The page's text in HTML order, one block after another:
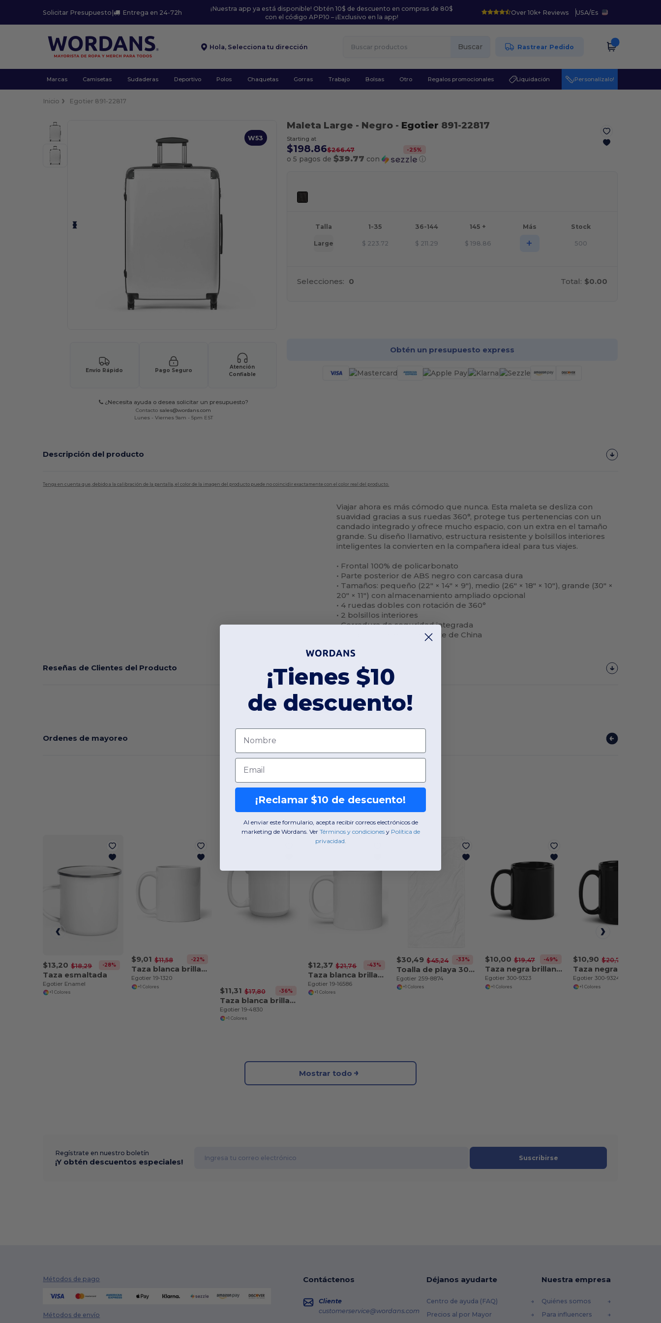
Solicitar Presupuesto | Entrega en 24-72h
¡Nuestra app ya está disponible! Obtén 10$ de descuento en compras de 80$
con el código APP10 – ¡Exclusivo en la app!
Over 10k+ Reviews USA/Es
Hola, Selecciona tu dirección Buscar Rastrear Pedido
Marcas Camisetas Sudaderas Deportivo Polos Chaquetas Gorras Trabajo Bolsas Otro Regalos promocionales Liquidación ¡Personalízalo!
Inicio Egotier 891-22817
W53
Envío Rápido Pago Seguro
Atención
Confiable
¿Necesita ayuda o desea solicitar un presupuesto?
Contacto sales@wordans.com
Lunes - Viernes 9am - 5pm EST
Maleta Large - Negro- Egotier 891-22817
Starting at
$198.86$266.47 -25%
o 5 pagos de $39.77 con ⓘ
Talla 1-35 36-144 145 + Más Stock
Large $ 223.72 $ 211.29 $ 198.86 + 500
Selecciones: 0 Total: $0.00
Obtén un presupuesto express
Descripción del producto
Tenga en cuenta que, debido a la calibración de la pantalla, el color de la imagen del producto puede no coincidir exactamente con el color real del producto.
Viajar ahora es más cómodo que nunca. Esta maleta se desliza con
suavidad gracias a sus ruedas 360°, protege tus pertenencias con un
candado integrado y ofrece mucho espacio, con un extra en el tamaño
grande. Su diseño llamativo, estructura resistente y bolsillos interiores
inteligentes la convierten en la compañera ideal para tus viajes.
• Frontal 100% de policarbonato
• Parte posterior de ABS negro con carcasa dura
• Tamaños: pequeño (22″ × 14″ × 9″), medio (26″ × 18″ × 10″), grande (30″ ×
20″ × 11″) con almacenamiento ampliado opcional
• 4 ruedas dobles con rotación de 360°
• 2 bolsillos interiores
• Cerradura de seguridad integrada
• Producto base procedente de China
Reseñas de Clientes del Producto
Añadir un comentario
Ordenes de mayoreo
Productos interesantes
$13,20 $18,29 -28%
Taza esmaltada
Egotier Enamel
+1 Colores
$9,01 $11,58 -22%
Taza blanca brillante 11 oz
Egotier 19-1320
+1 Colores $11,31 $17,80 -36%
Taza blanca brillante 15 oz
Egotier 19-4830
+1 Colores
$12,37 $21,76 -43%
Taza blanca brillante 20 oz
Egotier 19-16586
+1 Colores
$30,49 $45,24 -33%
Toalla de playa 30″×60″
Egotier 259-8874
+1 Colores
$10,00 $19,47 -49%
Taza negra brillante 11 oz
Egotier 300-9323
+1 Colores
$10,90 $20,76
Egotier 300-9324
+1 Colores
Mostrar todo
Regístrate en nuestro boletín
¡Y obtén descuentos especiales! Suscribirse
Métodos de pago
Métodos de envío
Contáctenos
Cliente
customerservice@wordans.com
Déjanos ayudarte
Centro de ayuda (FAQ)
Precios al por Mayor
Nuestra empresa
Quiénes somos
Para influencers
¡Tienes $10
de descuento!
Nombre
Email
¡Reclamar $10 de descuento!
Al enviar este formulario, acepta recibir correos electrónicos de
marketing de Wordans. Ver​ Términos y condiciones​ y​ Política de
privacidad